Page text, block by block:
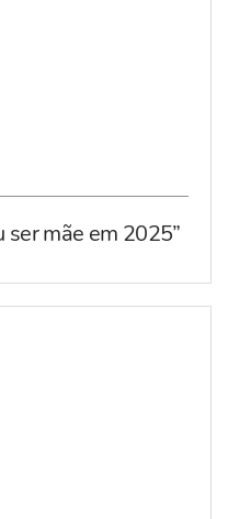
ser mãe em 2025”